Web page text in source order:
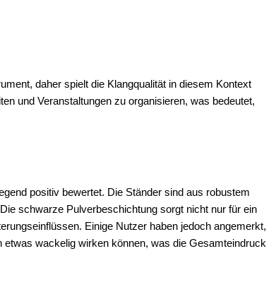
daher spielt die Klangqualität in diesem Kontext
und Veranstaltungen zu organisieren, was bedeutet,
positiv bewertet. Die Ständer sind aus robustem
schwarze Pulverbeschichtung sorgt nicht nur für ein
Einige Nutzer haben jedoch angemerkt,
wackelig wirken können, was die Gesamteindruck